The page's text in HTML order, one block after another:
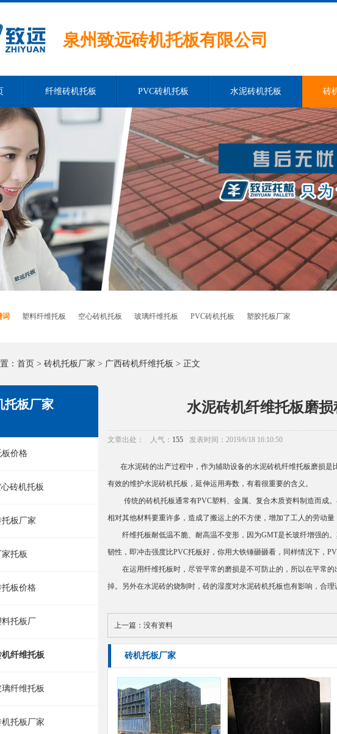
泉州致远砖机托板有限公司
纤维砖机托板 PVC砖机托板 水泥砖机托板 砖
词 塑料纤维托板 空心砖机托板 玻璃纤维托板 PVC砖机托板 塑胶托板厂家
： 首页 > 砖机托板厂家 > 广西砖机纤维托板 > 正文
托板厂家
价格
砖机托板
板厂家
托板
板价格
料托板厂
机纤维托板
纤维托板
托板厂家
水泥砖机纤维托板磨
文章出处： 人气： 155 发表时间：2019/6/18 16:10:50
在水泥砖的出产过程中，作为辅助设备的水泥砖机纤维托板磨损是
有效的维护水泥砖机托板，延伸运用寿数，有着很重要的含义。
传统的砖机托板通常有PVC塑料、金属、复合木质资料制造而成。
相对其他材料要重许多，造成了搬运上的不方便，增加了工人的劳动量
纤维托板耐低温不脆、耐高温不变形，因为GMT是长玻纤增强的。
韧性，即冲击强度比PVC托板好，你用大铁锤砸砸看，同样情况下，
在运用纤维托板时，尽管平常的磨损是不可防止的，所以在平常的
掉。另外在水泥砖的烧制时，砖的湿度对水泥砖机托板也有影响，合
上一篇： 没有资料
砖机托板厂家